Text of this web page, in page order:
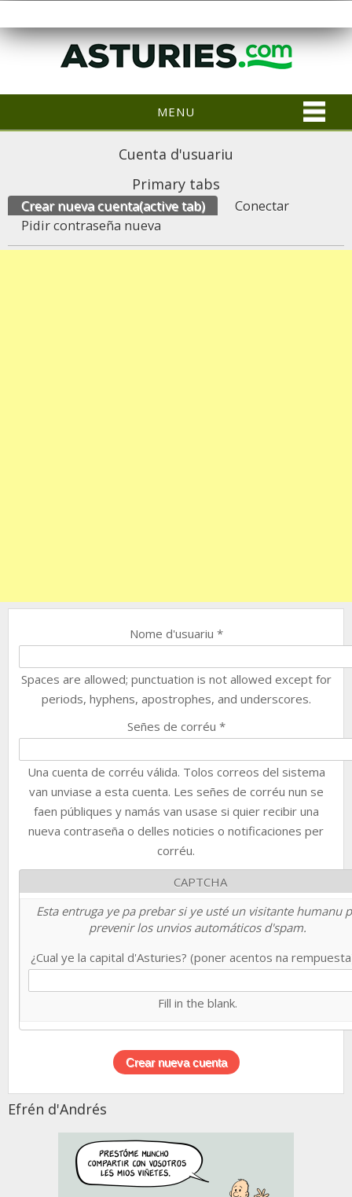
MENU
Cuenta d'usuariu
Primary tabs
Crear nueva cuenta(active tab)
Conectar
Pidir contraseña nueva
Nome d'usuariu *
Spaces are allowed; punctuation is not allowed except for
periods, hyphens, apostrophes, and underscores.
Señes de corréu *
Una cuenta de corréu válida. Tolos correos del sistema
van unviase a esta cuenta. Les señes de corréu nun se
faen públiques y namás van usase si quier recibir una
nueva contraseña o delles noticies o notificaciones per
corréu.
CAPTCHA
Esta entruga ye pa prebar si ye usté un visitante humanu
prevenir los unvios automáticos d'spam.
¿Cual ye la capital d'Asturies? (poner acentos na
Fill in the blank.
Efrén d'Andrés